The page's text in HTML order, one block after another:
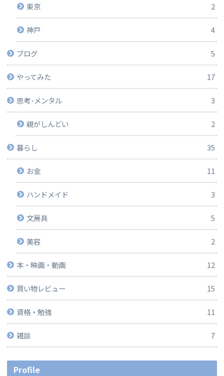
東京 2
神戸 4
ブログ 5
やってみた 17
思考･メンタル 3
親がしんどい 2
暮らし 35
お金 11
ハンドメイド 3
文房具 5
美容 2
本・映画・動画 12
買い物レビュー 15
資格・勉強 11
雑談 7
Profile